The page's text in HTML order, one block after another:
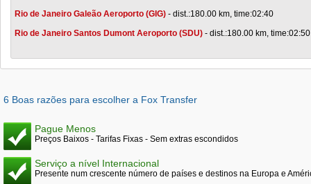
Rio de Janeiro Galeão Aeroporto (GIG) - dist.:180.00 km, time:02:40
Rio de Janeiro Santos Dumont Aeroporto (SDU) - dist.:180.00 km, time:02:50
6 Boas razões para escolher a Fox Transfer
Pague Menos
Preços Baixos - Tarifas Fixas - Sem extras escondidos
Serviço a nível Internacional
Presente num crescente número de países e destinos na Europa e